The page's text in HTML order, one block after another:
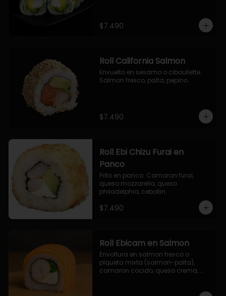
$7.490
Roll California Salmon
Envuelto en sesamo o ciboullette.
Salmon fresco, palta, pepino.
$7.490
Roll Ebi Chizu Furai en
Panco
Frito en panco. Camaron furai,
queso mozzarella, queso
philadelphia, cebollin.
$7.490
Roll Ebicam en Salmon
Envoltura en salmon fresco o
plqueta mixta (salmon-palta),
camaron cocido, queso crema,